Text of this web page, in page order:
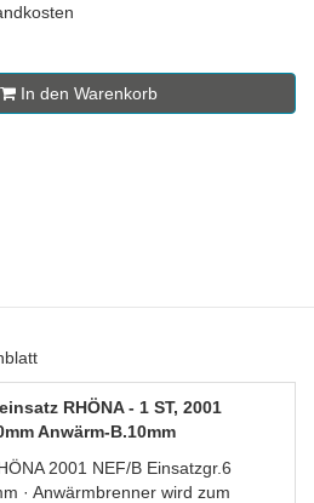
In den Warenkorb
RHÖNA - 1 ST, 2001
Anwärm-B.10mm
2001 NEF/B Einsatzgr.6
· Anwärmbrenner wird zum